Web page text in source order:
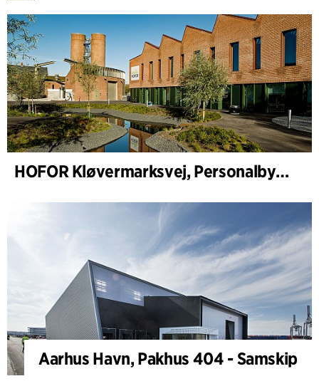
HOFOR Kløvermarksvej, Personalbygning & Pumpestasjon
Aarhus Havn, Pakhus 404 - Samskip